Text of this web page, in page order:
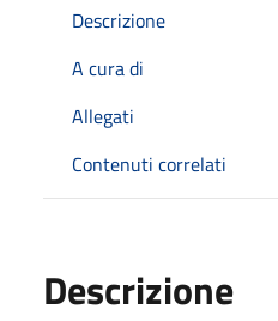
Descrizione
A cura di
Allegati
Contenuti correlati
Descrizione